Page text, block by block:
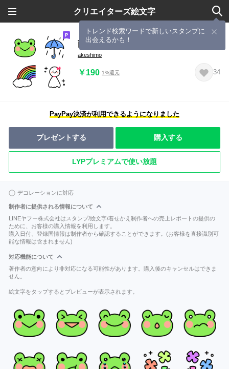
クリエイターズ絵文字
トレンド検索ワードで新しいスタンプに
出会えるかも！
雨の日も楽しくなる♪絵文字
akeshimo
￥190 1%還元 34
PayPay決済が利用できるようになりました
プレゼントする 購入する
LYPプレミアムで使い放題
デコレーションに対応
制作者に提供される情報について
LINEヤフー株式会社はスタンプ/絵文字/着せかえ制作者への売上レポートの提供の
ために、お客様の購入情報を利用します。
購入日付、登録国情報は制作者から確認することができます。(お客様を直接識別可
能な情報は含まれません)
対応機能について
著作者の意向により非対応になる可能性があります。購入後のキャンセルはできま
せん。
絵文字をタップするとプレビューが表示されます。